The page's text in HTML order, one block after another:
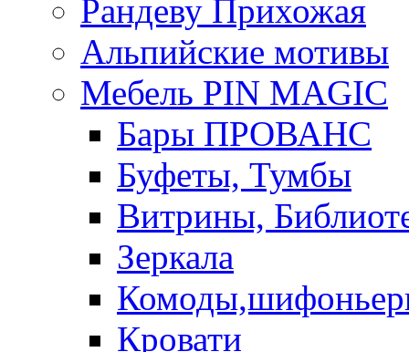
Рандеву Прихожая
Альпийские мотивы
Мебель PIN MAGIС
Бары ПРОВАНС
Буфеты, Тумбы
Витрины,
Зеркала
Кровати